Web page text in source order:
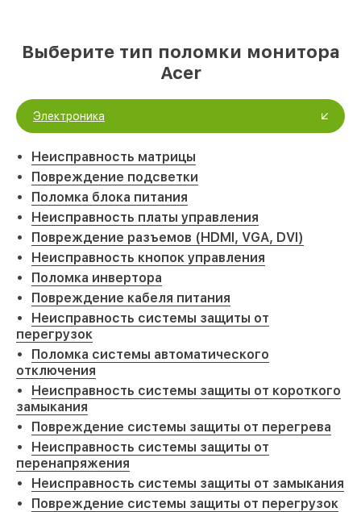
Выберите тип поломки монитора
Acer
Электроника
Неисправность матрицы
Повреждение подсветки
Поломка блока питания
Неисправность платы управления
Повреждение разъемов (HDMI, VGA, DVI)
Неисправность кнопок управления
Поломка инвертора
Повреждение кабеля питания
Неисправность системы защиты от
перегрузок
Поломка системы автоматического
отключения
Неисправность системы защиты от короткого
замыкания
Повреждение системы защиты от перегрева
Неисправность системы защиты от
перенапряжения
Неисправность системы защиты от замыкания
Повреждение системы защиты от перегрузок